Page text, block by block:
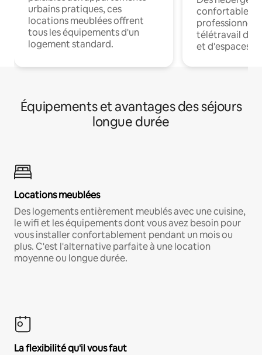
urbains pratiques, ces
locations meublées offrent
tous les équipements d'un
logement standard.
confortables
professionnels
télétravail
et d'espaces
Équipements et avantages des séjours
longue durée
Locations meublées
Des logements entièrement meublés avec une cuisine,
le wifi et les équipements dont vous avez besoin pour
vous installer confortablement pendant un mois ou
plus. C'est l'alternative parfaite à une location
moyenne ou longue durée.
La flexibilité qu'il vous faut